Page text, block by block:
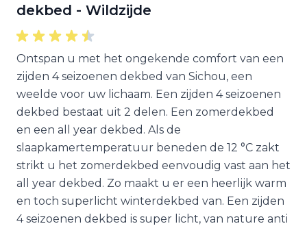
dekbed - Wildzijde
Ontspan u met het ongekende comfort van een
zijden 4 seizoenen dekbed van Sichou, een
weelde voor uw lichaam. Een zijden 4 seizoenen
dekbed bestaat uit 2 delen. Een zomerdekbed
en een all year dekbed. Als de
slaapkamertemperatuur beneden de 12 °C zakt
strikt u het zomerdekbed eenvoudig vast aan het
all year dekbed. Zo maakt u er een heerlijk warm
en toch superlicht winterdekbed van. Een zijden
4 seizoenen dekbed is super licht, van nature anti